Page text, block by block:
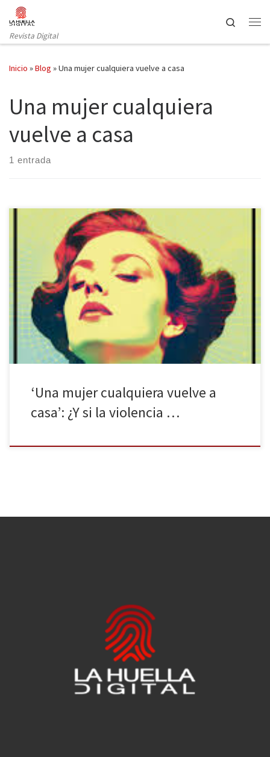
Saltar al contenido
Revista Digital
Search
Inicio »Blog »Una mujer cualquiera vuelve a casa
Una mujer cualquiera
vuelve a casa
1 entrada
«Ninguna mujer sería capaz de matar a nadie y, menos aún, a los
hijos de los demás». La editorial Al Revés publica Una mujer
cualquiera vuelve a casa, el cuarto libro en solitario de la escritora
Jo Alexander, que presenta diez relatos muy distintos, pero
unidos por el mismo el […]
‘Una mujer cualquiera vuelve a
casa’: ¿Y si la violencia …